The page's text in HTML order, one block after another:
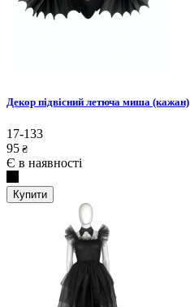
Декор підвісний летюча миша (кажан)
17-133
95 ₴
Є в наявності
Купити